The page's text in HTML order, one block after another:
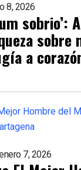
8, 2026
sobrio’:
sobre
a
7, 2026